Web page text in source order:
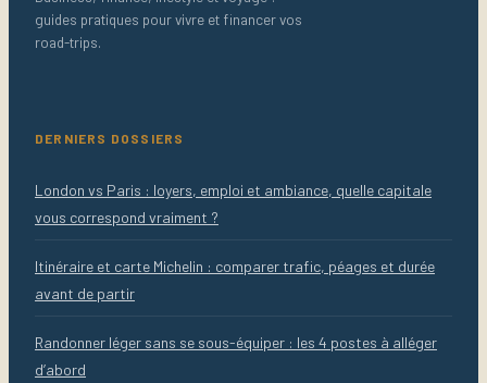
guides pratiques pour vivre et financer vos
road-trips.
DERNIERS DOSSIERS
London vs Paris : loyers, emploi et ambiance, quelle capitale
vous correspond vraiment ?
Itinéraire et carte Michelin : comparer trafic, péages et durée
avant de partir
Randonner léger sans se sous-équiper : les 4 postes à alléger
d’abord